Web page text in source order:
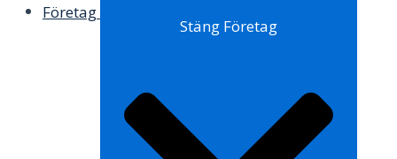
Företag
Stäng Företag